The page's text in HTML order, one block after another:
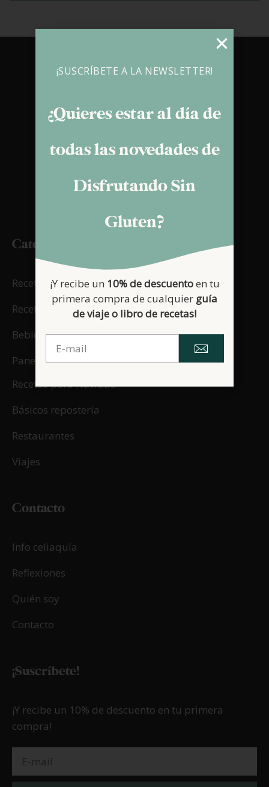
Categorías
Recetas dulces
Recetas saladas
Bebidas
Panes y masas
Recetas para Navidad
Básicos repostería
Restaurantes
Viajes
Contacto
Info celiaquía
Reflexiones
Quién soy
Contacto
¡Suscríbete!
¡Y recibe un 10% de descuento en tu primera
compra!
¡SUSCRÍBETE A LA NEWSLETTER!
¿Quieres estar al día de
todas las novedades de
Disfrutando Sin
Gluten?
¡Y recibe un 10% de descuentoen tu
primera compra de cualquier guía
de viaje o libro de recetas!